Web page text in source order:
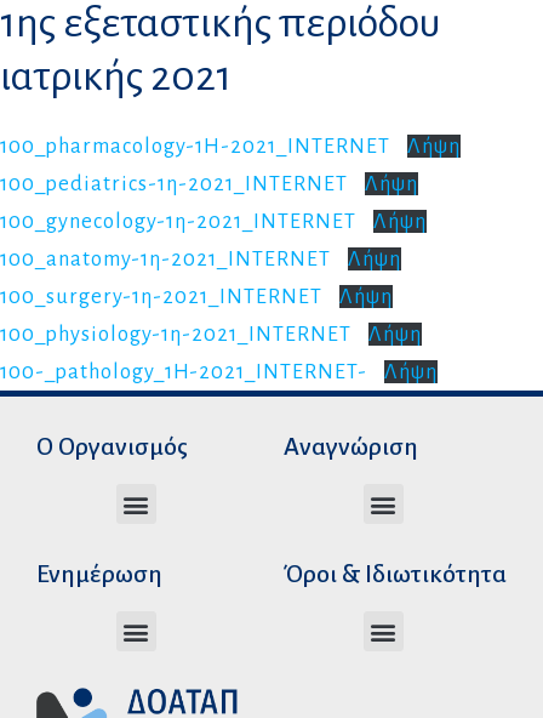
1ης εξεταστικής περιόδου
ιατρικής 2021
100_pharmacology-1Η-2021_INTERNET
Λήψη
100_pediatrics-1η-2021_INTERNET
Λήψη
100_gynecology-1η-2021_INTERNET
Λήψη
100_anatomy-1η-2021_INTERNET
Λήψη
100_surgery-1η-2021_INTERNET
Λήψη
100_physiology-1η-2021_INTERNET
Λήψη
100-_pathology_1H-2021_INTERNET-
Λήψη
Ο Οργανισμός Αναγνώριση
Ενημέρωση Όροι & Ιδιωτικότητα